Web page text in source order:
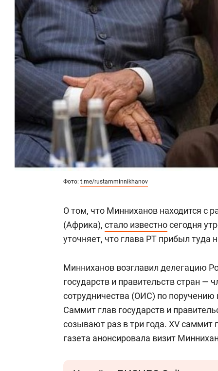
Фото: t.me/rustamminnikhanov
О том, что Минниханов находится с
(Африка), стало известносегодня
уточняет, что глава РТ прибыл туда
Минниханов возглавил делегацию
государств и правительств стран —
сотрудничества (ОИС) по
Саммит глав государств и
созывают раз в три года. XV
газета анонсировала визит